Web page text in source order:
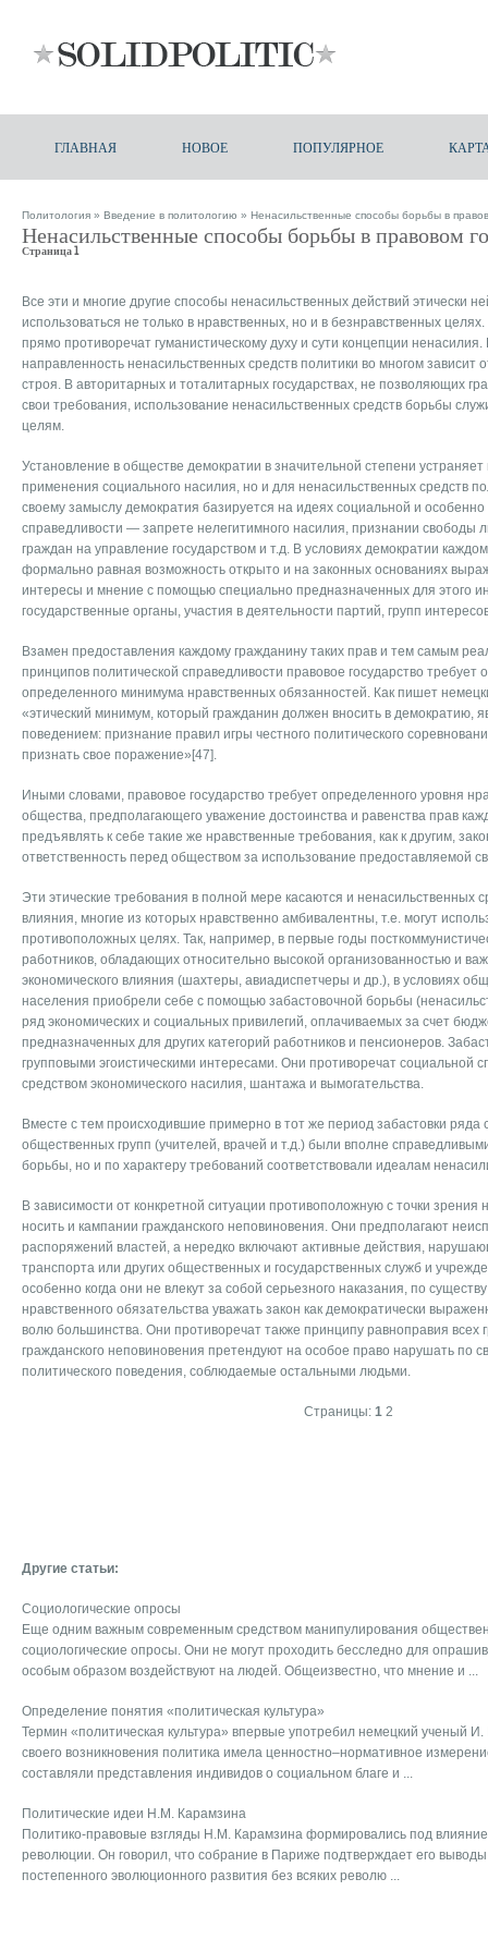
ГЛАВНАЯ НОВОЕ ПОПУЛЯРНОЕ
Политология » Введение в политологию » Ненасильственные способы борьбы в
Ненасильственные способы борьбы в правовом
Страница 1
Все эти и многие другие способы ненасильственных действий этически
использоваться не только в нравственных, но и в безнравственных
прямо противоречат гуманистическому духу и сути концепции
направленность ненасильственных средств политики во многом зависит
строя. В авторитарных и тоталитарных государствах, не позволяющих
свои требования, использование ненасильственных средств борьбы
целям.
Установление в обществе демократии в значительной степени устраняет
применения социального насилия, но и для ненасильственных средств
своему замыслу демократия базируется на идеях социальной и особенно
справедливости — запрете нелегитимного насилия, признании свободы
граждан на управление государством и т.д. В условиях демократии
формально равная возможность открыто и на законных основаниях
интересы и мнение с помощью специально предназначенных для этого
государственные органы, участия в деятельности партий, групп
Взамен предоставления каждому гражданину таких прав и тем самым
принципов политической справедливости правовое государство требует
определенного минимума нравственных обязанностей. Как пишет
«этический минимум, который гражданин должен вносить в демократию,
поведением: признание правил игры честного политического
признать свое поражение»[47].
Иными словами, правовое государство требует определенного уровня
общества, предполагающего уважение достоинства и равенства прав
предъявлять к себе такие же нравственные требования, как к другим,
ответственность перед обществом за использование предоставляемой
Эти этические требования в полной мере касаются и ненасильственных
влияния, многие из которых нравственно амбивалентны, т.е. могут
противоположных целях. Так, например, в первые годы
работников, обладающих относительно высокой организованностью и
экономического влияния (шахтеры, авиадиспетчеры и др.), в условиях
населения приобрели себе с помощью забастовочной борьбы
ряд экономических и социальных привилегий, оплачиваемых за счет
предназначенных для других категорий работников и пенсионеров.
групповыми эгоистическими интересами. Они противоречат социальной
средством экономического насилия, шантажа и вымогательства.
Вместе с тем происходившие примерно в тот же период забастовки
общественных групп (учителей, врачей и т.д.) были вполне
борьбы, но и по характеру требований соответствовали идеалам
В зависимости от конкретной ситуации противоположную с точки зрения
носить и кампании гражданского неповиновения. Они предполагают
распоряжений властей, а нередко включают активные действия,
транспорта или других общественных и государственных служб и
особенно когда они не влекут за собой серьезного наказания, по
нравственного обязательства уважать закон как демократически
волю большинства. Они противоречат также принципу равноправия всех
гражданского неповиновения претендуют на особое право нарушать по
политического поведения, соблюдаемые остальными людьми.
Страницы: 1 2
Другие статьи:
Социологические опросы
Еще одним важным современным средством манипулирования
социологические опросы. Они не могут проходить бесследно для
особым образом воздействуют на людей. Общеизвестно, что мнение и ...
Определение понятия «политическая культура»
Термин «политическая культура» впервые употребил немецкий ученый
своего возникновения политика имела ценностно–нормативное
составляли представления индивидов о социальном благе и ...
Политические идеи Н.М. Карамзина
Политико-правовые взгляды Н.М. Карамзина формировались под
революции. Он говорил, что собрание в Париже подтверждает его выводы
постепенного эволюционного развития без всяких револю ...